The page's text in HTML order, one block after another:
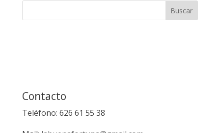
Contacto
Teléfono: 626 61 55 38